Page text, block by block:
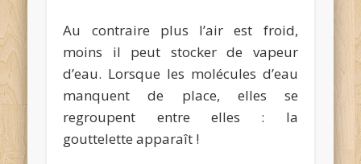
Au contraire plus l’air est froid,
moins il peut stocker de vapeur
d’eau. Lorsque les molécules d’eau
manquent de place, elles se
regroupent entre elles : la
gouttelette apparaît !